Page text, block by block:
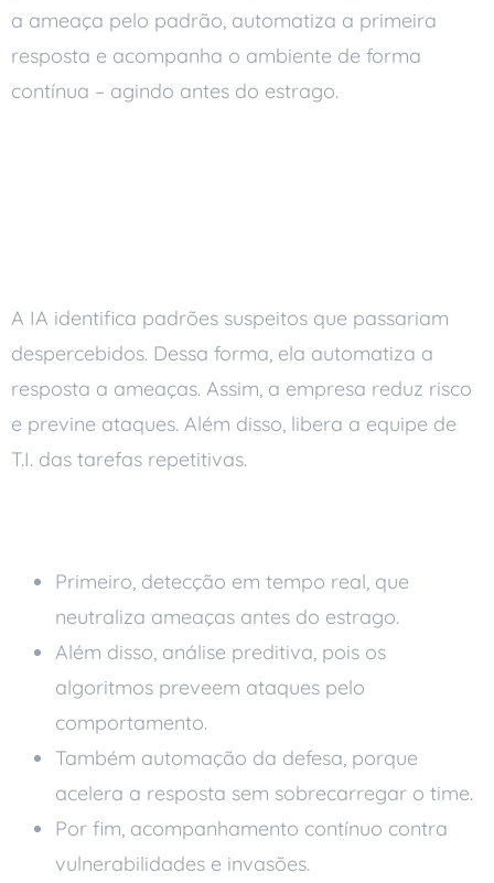
a ameaça pelo padrão, automatiza a primeira
resposta e acompanha o ambiente de forma
contínua – agindo antes do estrago.
A IA identifica padrões suspeitos que passariam
despercebidos. Dessa forma, ela automatiza a
resposta a ameaças. Assim, a empresa reduz risco
e previne ataques. Além disso, libera a equipe de
T.I. das tarefas repetitivas.
Primeiro, detecção em tempo real, que
neutraliza ameaças antes do estrago.
Além disso, análise preditiva, pois os
algoritmos preveem ataques pelo
comportamento.
Também automação da defesa, porque
acelera a resposta sem sobrecarregar o time.
Por fim, acompanhamento contínuo contra
vulnerabilidades e invasões.